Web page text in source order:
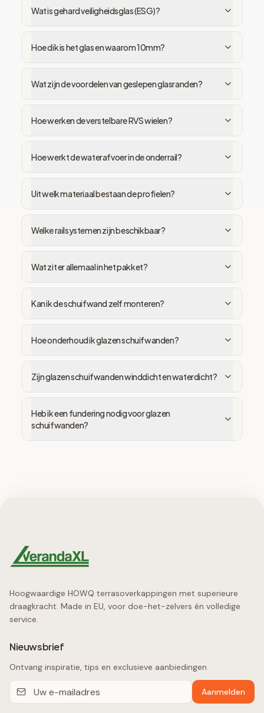
Wat is gehard veiligheidsglas (ESG)?
Hoe dik is het glas en waarom 10mm?
Wat zijn de voordelen van geslepen glasranden?
Hoe werken de verstelbare RVS wielen?
Hoe werkt de waterafvoer in de onderrail?
Uit welk materiaal bestaan de profielen?
Welke railsystemen zijn beschikbaar?
Wat zit er allemaal in het pakket?
Kan ik de schuifwand zelf monteren?
Hoe onderhoud ik glazen schuifwanden?
Zijn glazen schuifwanden winddicht en waterdicht?
Heb ik een fundering nodig voor glazen
schuifwanden?
Hoogwaardige HOWQ terrasoverkappingen met superieure
draagkracht. Made in EU, voor doe-het-zelvers én volledige
service.
Nieuwsbrief
Ontvang inspiratie, tips en exclusieve aanbiedingen
Aanmelden